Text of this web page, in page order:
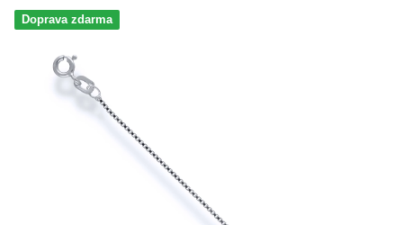
NÁUŠNICE
Doprava zdarma